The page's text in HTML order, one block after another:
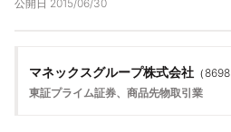
公開日 2015/06/30
マネックスグループ株式会社 （8698
東証プライム証券、商品先物取引業